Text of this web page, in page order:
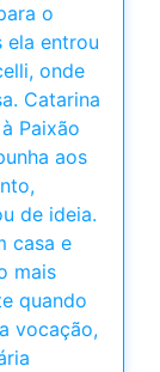
o
ela entrou
onde
Catarina
Paixão
aos
de ideia.
casa e
mais
quando
vocação,